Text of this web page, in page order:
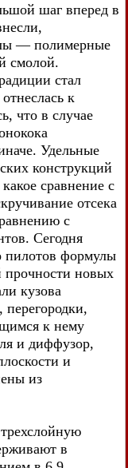
шаг вперед в
— полимерные
смолой.
стал
к
что в случае
Удельные
конструкций
сравнение с
отсека
с
Сегодня
пилотов формулы
прочности новых
кузова
к нему
и диффузор,
и
из
в